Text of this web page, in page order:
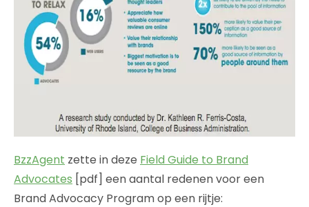
BzzAgent zette in deze Field Guide to Brand
Advocates [pdf] een aantal redenen voor een
Brand Advocacy Program op een rijtje: